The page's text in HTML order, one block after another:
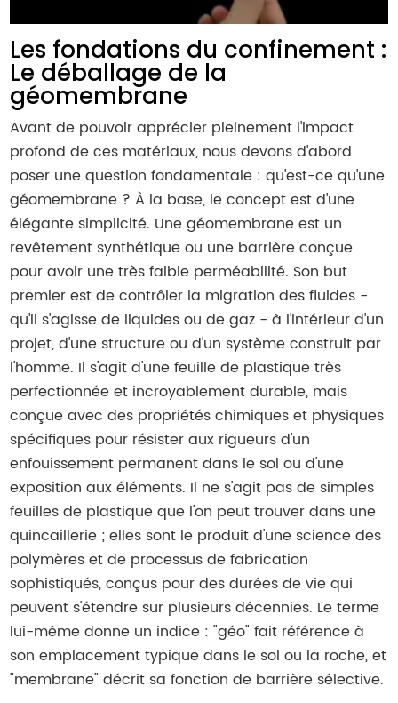
Les fondations du confinement :
Le déballage de la
géomembrane
Avant de pouvoir apprécier pleinement l'impact
profond de ces matériaux, nous devons d'abord
poser une question fondamentale : qu'est-ce qu'une
géomembrane ? À la base, le concept est d'une
élégante simplicité. Une géomembrane est un
revêtement synthétique ou une barrière conçue
pour avoir une très faible perméabilité. Son but
premier est de contrôler la migration des fluides -
qu'il s'agisse de liquides ou de gaz - à l'intérieur d'un
projet, d'une structure ou d'un système construit par
l'homme. Il s'agit d'une feuille de plastique très
perfectionnée et incroyablement durable, mais
conçue avec des propriétés chimiques et physiques
spécifiques pour résister aux rigueurs d'un
enfouissement permanent dans le sol ou d'une
exposition aux éléments. Il ne s'agit pas de simples
feuilles de plastique que l'on peut trouver dans une
quincaillerie ; elles sont le produit d'une science des
polymères et de processus de fabrication
sophistiqués, conçus pour des durées de vie qui
peuvent s'étendre sur plusieurs décennies. Le terme
lui-même donne un indice : "géo" fait référence à
son emplacement typique dans le sol ou la roche, et
"membrane" décrit sa fonction de barrière sélective.